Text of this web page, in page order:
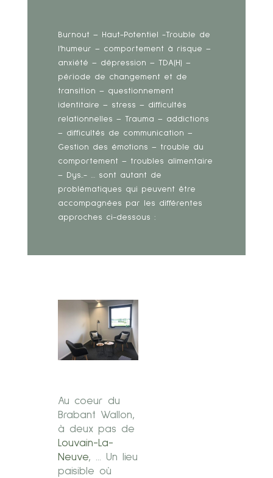
Burnout – Haut-Potentiel -Trouble de
l’humeur – comportement à risque –
anxiété – dépression – TDA(H) –
période de changement et de
transition – questionnement
identitaire – stress – difficultés
relationnelles – Trauma – addictions
– difficultés de communication –
Gestion des émotions – trouble du
comportement – troubles alimentaire
– Dys..- … sont autant de
problématiques qui peuvent être
accompagnées par les différentes
approches ci-dessous :
Au coeur du
Brabant Wallon,
à deux pas de
Louvain-La-
Neuve, … Un lieu
paisible où